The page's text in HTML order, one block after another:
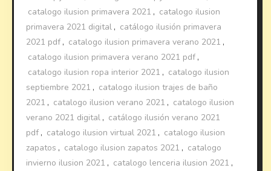
catalogo ilusion primavera 2021 , catalogo ilusion
primavera 2021 digital , catálogo ilusión primavera
2021 pdf , catalogo ilusion primavera verano 2021 ,
catalogo ilusion primavera verano 2021 pdf ,
catalogo ilusion ropa interior 2021 , catalogo ilusion
septiembre 2021 , catalogo ilusion trajes de baño
2021 , catalogo ilusion verano 2021 , catalogo ilusion
verano 2021 digital , catálogo ilusión verano 2021
pdf , catalogo ilusion virtual 2021 , catalogo ilusion
zapatos , catalogo ilusion zapatos 2021 , catalogo
invierno ilusion 2021 , catalogo lenceria ilusion 2021 ,